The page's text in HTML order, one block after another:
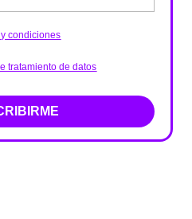
condiciones
tratamiento de datos